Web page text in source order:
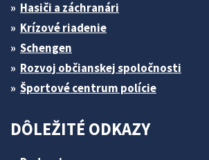
Hasiči a záchranári
Krízové riadenie
Schengen
Rozvoj občianskej spoločnosti
Športové centrum polície
DÔLEŽITÉ ODKAZY